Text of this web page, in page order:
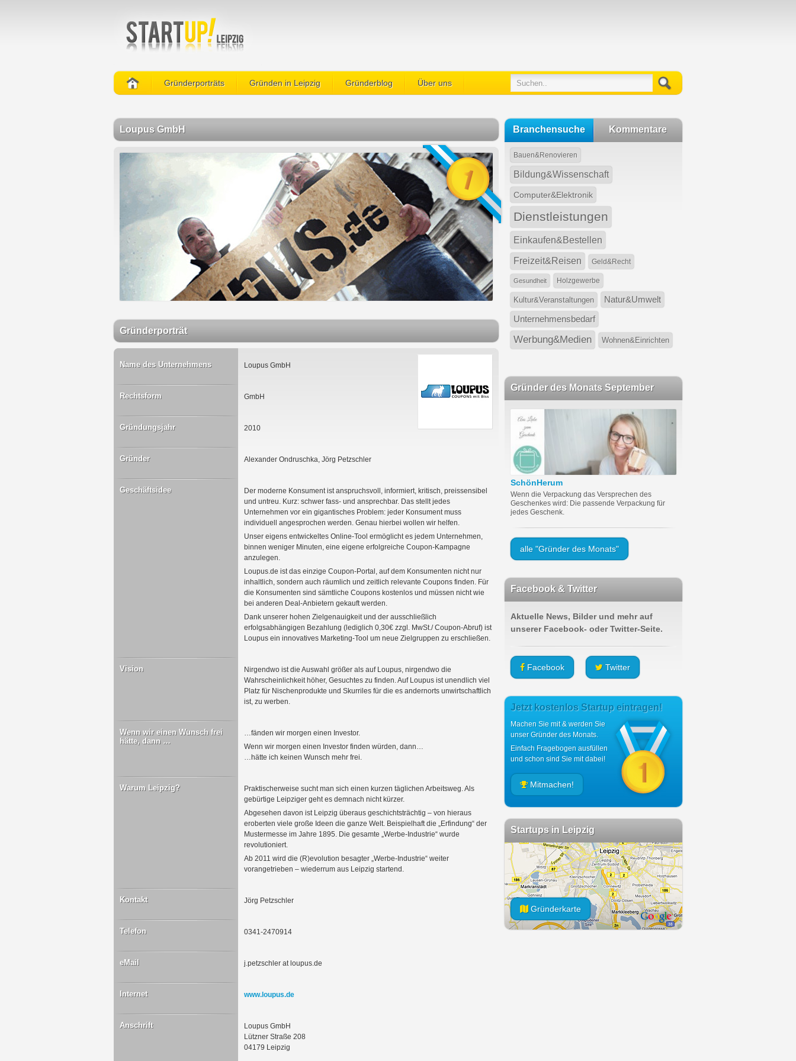
Gründerporträts Gründen in Leipzig Gründerblog Über uns
Loupus GmbH
Gründerporträt
Name des Unternehmens Loupus GmbH
Rechtsform GmbH
Gründungsjahr 2010
Gründer Alexander Ondruschka, Jörg Petzschler
Geschäftsidee
Der moderne Konsument ist anspruchsvoll, informiert, kritisch, preissensibel
und untreu. Kurz: schwer fass- und ansprechbar. Das stellt jedes
Unternehmen vor ein gigantisches Problem: jeder Konsument muss
individuell angesprochen werden. Genau hierbei wollen wir helfen.
Unser eigens entwickeltes Online-Tool ermöglicht es jedem Unternehmen,
binnen weniger Minuten, eine eigene erfolgreiche Coupon-Kampagne
anzulegen.
Loupus.de ist das einzige Coupon-Portal, auf dem Konsumenten nicht nur
inhaltlich, sondern auch räumlich und zeitlich relevante Coupons finden. Für
die Konsumenten sind sämtliche Coupons kostenlos und müssen nicht wie
bei anderen Deal-Anbietern gekauft werden.
Dank unserer hohen Zielgenauigkeit und der ausschließlich
erfolgsabhängigen Bezahlung (lediglich 0,30€ zzgl. MwSt./ Coupon-Abruf) ist
Loupus ein innovatives Marketing-Tool um neue Zielgruppen zu erschließen.
Vision
Nirgendwo ist die Auswahl größer als auf Loupus, nirgendwo die
Wahrscheinlichkeit höher, Gesuchtes zu finden. Auf Loupus ist unendlich viel
Platz für Nischenprodukte und Skurriles für die es andernorts unwirtschaftlich
ist, zu werben.
Wenn wir einen Wunsch frei
hätte, dann …
…fänden wir morgen einen Investor.
Wenn wir morgen einen Investor finden würden, dann…
…hätte ich keinen Wunsch mehr frei.
Warum Leipzig?
Praktischerweise sucht man sich einen kurzen täglichen Arbeitsweg. Als
gebürtige Leipziger geht es demnach nicht kürzer.
Abgesehen davon ist Leipzig überaus geschichtsträchtig – von hieraus
eroberten viele große Ideen die ganze Welt. Beispielhaft die „Erfindung“ der
Mustermesse im Jahre 1895. Die gesamte „Werbe-Industrie“ wurde
revolutioniert.
Ab 2011 wird die (R)evolution besagter „Werbe-Industrie“ weiter
vorangetrieben – wiederrum aus Leipzig startend.
Kontakt Jörg Petzschler
Telefon 0341-2470914
eMail j.petzschler at loupus.de
Internet www.loupus.de
Anschrift
Loupus GmbH
Lützner Straße 208
04179 Leipzig
Branchensuche Kommentare
Bauen&Renovieren
Bildung&Wissenschaft
Computer&Elektronik
Dienstleistungen
Einkaufen&Bestellen
Freizeit&Reisen Geld&Recht
Gesundheit Holzgewerbe
Kultur&Veranstaltungen Natur&Umwelt
Unternehmensbedarf
Werbung&Medien Wohnen&Einrichten
Gründer des Monats September
SchönHerum
Wenn die Verpackung das Versprechen des
Geschenkes wird: Die passende Verpackung für
jedes Geschenk.
alle "Gründer des Monats"
Facebook & Twitter
Aktuelle News, Bilder und mehr auf
unserer Facebook- oder Twitter-Seite.
Facebook Twitter
Jetzt kostenlos Startup eintragen!
Machen Sie mit & werden Sie
unser Gründer des Monats.
Einfach Fragebogen ausfüllen
und schon sind Sie mit dabei!
Mitmachen!
Startups in Leipzig
Gründerkarte